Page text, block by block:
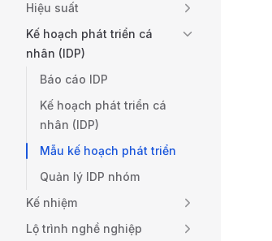
Hiệu suất
Kế hoạch phát triển cá
nhân (IDP)
Báo cáo IDP
Kế hoạch phát triển cá
nhân (IDP)
Mẫu kế hoạch phát triển
Quản lý IDP nhóm
Kế nhiệm
Lộ trình nghề nghiệp